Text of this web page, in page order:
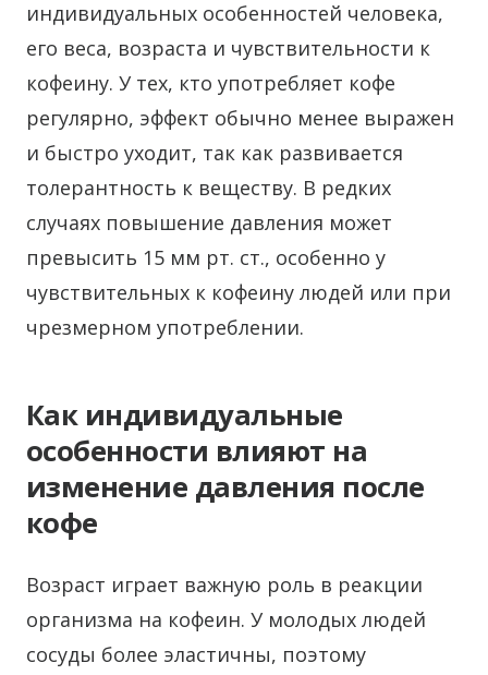
индивидуальных особенностей человека,
его веса, возраста и чувствительности к
кофеину. У тех, кто употребляет кофе
регулярно, эффект обычно менее выражен
и быстро уходит, так как развивается
толерантность к веществу. В редких
случаях повышение давления может
превысить 15 мм рт. ст., особенно у
чувствительных к кофеину людей или при
чрезмерном употреблении.
Как индивидуальные
особенности влияют на
изменение давления после
кофе
Возраст играет важную роль в реакции
организма на кофеин. У молодых людей
сосуды более эластичны, поэтому